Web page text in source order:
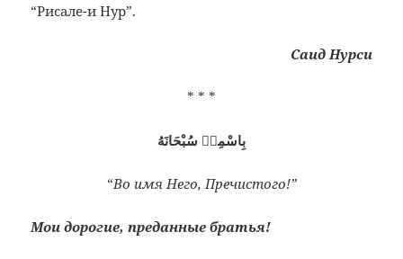
“Рисале-и Нур”.
Саид Нурси
* * *
بِاسْمِهٖ سُبْحَانَهُ
“Во имя Него, Пречистого!”
Мои дорогие, преданные братья!